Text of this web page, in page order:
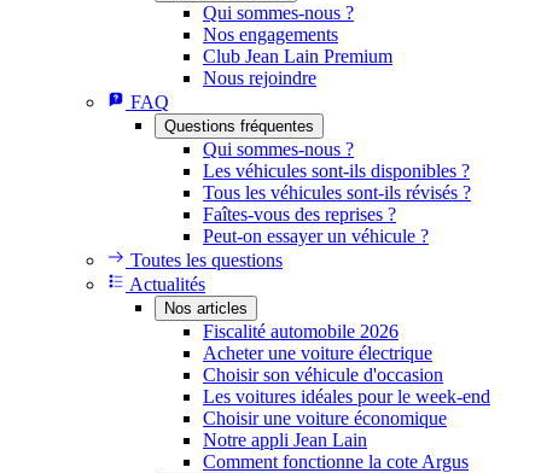
Qui sommes-nous ?
Nos engagements
Club Jean Lain Premium
Nous rejoindre
FAQ
Questions fréquentes
Qui sommes-nous ?
Les véhicules sont-ils disponibles ?
Tous les véhicules sont-ils révisés ?
Faîtes-vous des reprises ?
Peut-on essayer un véhicule ?
Toutes les questions
Actualités
Nos articles
Fiscalité automobile 2026
Acheter une voiture électrique
Choisir son véhicule d'occasion
Les voitures idéales pour le week-end
Choisir une voiture économique
Notre appli Jean Lain
Comment fonctionne la cote Argus